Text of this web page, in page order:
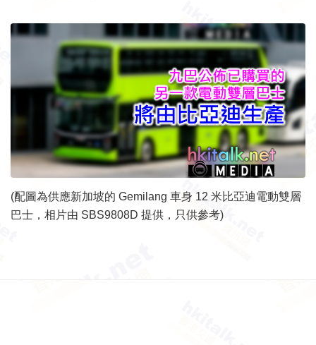
(配圖為供應新加坡的 Gemilang 車身 12 米比亞迪電動雙層
巴士，相片由 SBS9808D 提供，只供參考)